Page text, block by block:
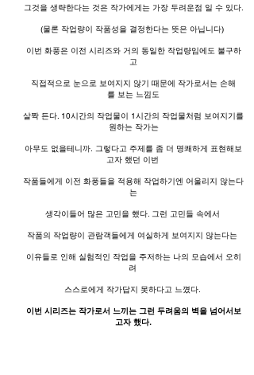
그것을 생략한다는 것은 작가에게는 가장 두려운점 일 수 있다.
(물론 작업량이 작품성을 결정한다는 뜻은 아닙니다)
이번 화풍은 이전 시리즈와 거의 동일한 작업량임에도 불구하
고
직접적으로 눈으로 보여지지 않기 때문에 작가로서는 손해
를 보는 느낌도
살짝 든다. 10시간의 작업물이 1시간의 작업물처럼 보여지기를
원하는 작가는
아무도 없을테니까. 그렇다고 주제를 좀 더 명쾌하게 표현해보
고자 했던 이번
작품들에게 이전 화풍들을 적용해 작업하기엔 어울리지 않는다
는
생각이들어 많은 고민을 했다. 그런 고민들 속에서
작품의 작업량이 관람객들에게 여실하게 보여지지 않는다는
이유들로 인해 실험적인 작업을 주저하는 나의 모습에서 오히
려
스스로에게 작가답지 못하다고 느꼈다.
이번 시리즈는 작가로서 느끼는 그런 두려움의 벽을 넘어서보
고자 했다.